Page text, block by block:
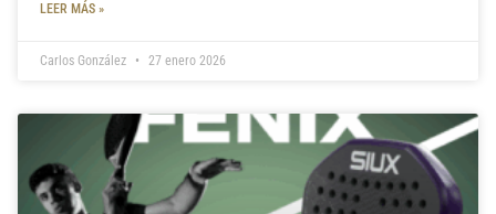
LEER MÁS »
Carlos González 27 enero 2026